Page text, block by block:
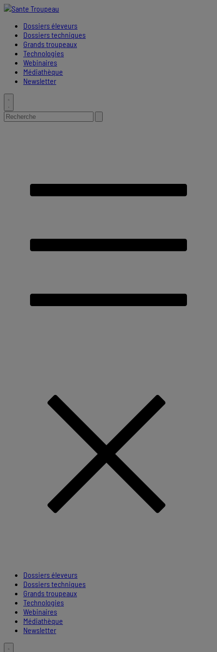
Placeholder
Anchor
Skip
Content
Skip
Footer Dossiers éleveurs
Dossiers techniques
Grands troupeaux
Technologies
Webinaires
Médiathèque
Newsletter
Toggle
search
Search
for:
search
Dossiers éleveurs
Dossiers techniques
Grands troupeaux
Technologies
Webinaires
Médiathèque
Newsletter
Toggle